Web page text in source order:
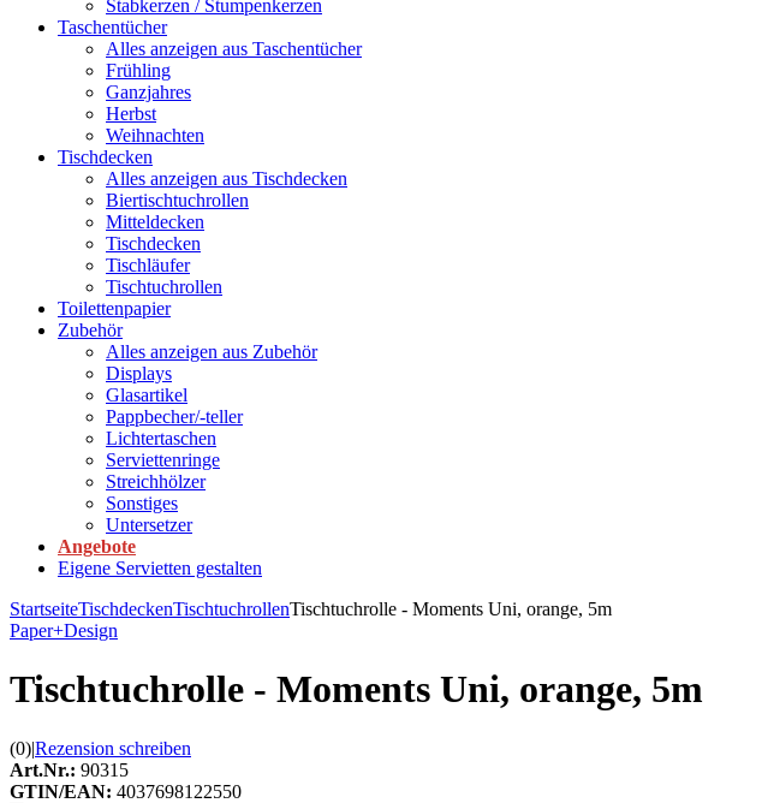
Stabkerzen / Stumpenkerzen
Taschentücher
Alles anzeigen aus Taschentücher
Frühling
Ganzjahres
Herbst
Weihnachten
Tischdecken
Alles anzeigen aus Tischdecken
Biertischtuchrollen
Mitteldecken
Tischdecken
Tischläufer
Tischtuchrollen
Toilettenpapier
Zubehör
Alles anzeigen aus Zubehör
Displays
Glasartikel
Pappbecher/-teller
Lichtertaschen
Serviettenringe
Streichhölzer
Sonstiges
Untersetzer
Angebote
Eigene Servietten gestalten
StartseiteTischdeckenTischtuchrollenTischtuchrolle - Moments Uni, orange, 5m
Paper+Design
Tischtuchrolle - Moments Uni, orange, 5m
(0)|Rezension schreiben
Art.Nr.: 90315
GTIN/EAN: 4037698122550